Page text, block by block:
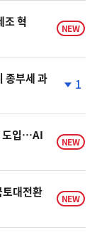
일
조 혁
NEW
종부세 과
하
락
1
도입…AI
NEW
대전환
NEW